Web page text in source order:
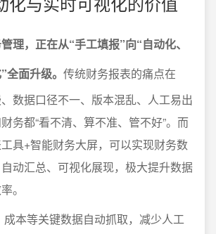
理，正在从“手工填报”向“自动化、
面升级。 传统财务报表的痛点在
数据口径不一、版本混乱、人工易出
务都“看不清、算不准、管不好”。而
具+智能财务大屏，可以实现财务数
动汇总、可视化展现，极大提升数据
。
成本等关键数据自动抓取，减少人工